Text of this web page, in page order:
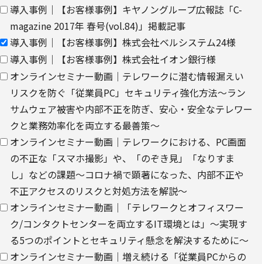
び、これに基づく販売促進活動のために利用します。
ウェブサイトにおける、お客さまアクセス情報の取り扱いについ
て。
・クッキー（cookie）とウェブビーコンの使用によるアクセス情報
の収集
【第三者提供に関して】
当社はご提供いただきました個人情報を安全に管理し、以下の場合
を除き、ご本人の同意なく第三者に開示・提供しません。
・法令に基づく場合
・上記利用目的を実施するために、適切な機密保持契約を締結した
業務委託先へ委託する場合
・上記利用目的の範囲内で利用するために、当社のグループ会社お
よびパートナー企業に提供する場合
導入事例｜【お客様事例】キヤノングループ広報誌「C-
magazine 2017年 春号(vol.84)」掲載記事
導入事例｜【お客様事例】株式会社ベルシステム24様
導入事例｜【お客様事例】株式会社イオン銀行様
オンラインセミナー動画｜テレワークに潜む情報漏えい
リスクを防ぐ「従業員PC」セキュリティ強化方法～ラン
サムウェア被害や内部不正を防ぎ、安心・安全なテレワー
クと業務効率化を両立する最善策～
オンラインセミナー動画｜テレワークにおける、PC画面
の不正な「スマホ撮影」や、「のぞき見」「なりすま
し」などの課題～コロナ禍で顕著になった、内部不正や
不正アクセスのリスクと対処方法を解説～
オンラインセミナー動画｜「テレワークとオフィスワー
ク/コンタクトセンターを両立するIT環境とは」～実現す
る5つのポイントとセキュリティ懸念を解決するために～
オンラインセミナー動画｜増え続ける「従業員PCからの